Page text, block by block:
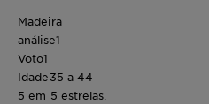
Madeira
análise1
Voto1
Idade35 a 44
5 em 5 estrelas.